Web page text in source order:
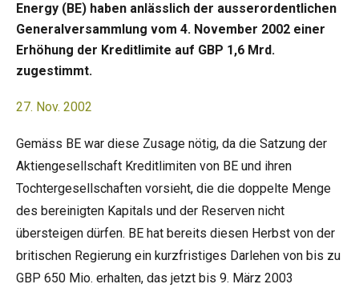
Energy (BE) haben anlässlich der ausserordentlichen
Generalversammlung vom 4. November 2002 einer
Erhöhung der Kreditlimite auf GBP 1,6 Mrd.
zugestimmt.
27. Nov. 2002
Gemäss BE war diese Zusage nötig, da die Satzung der
Aktiengesellschaft Kreditlimiten von BE und ihren
Tochtergesellschaften vorsieht, die die doppelte Menge
des bereinigten Kapitals und der Reserven nicht
übersteigen dürfen. BE hat bereits diesen Herbst von der
britischen Regierung ein kurzfristiges Darlehen von bis zu
GBP 650 Mio. erhalten, das jetzt bis 9. März 2003